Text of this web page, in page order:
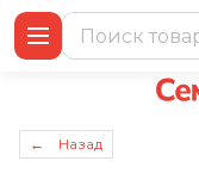
← Назад